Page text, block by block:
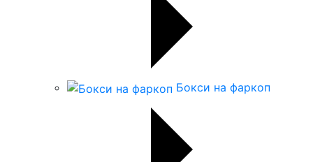
Бокси на фаркоп